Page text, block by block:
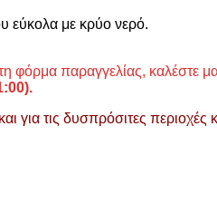
εύκολα με κρύο νερό.
φόρμα παραγγελίας, καλέστε
για τις δυσπρόσιτες περιοχές